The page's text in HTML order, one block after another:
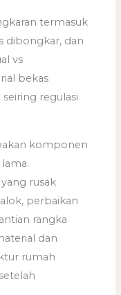
termasuk
dibongkar, dan
vs
bekas
regulasi
komponen
rusak
perbaikan
rangka
dan
rumah